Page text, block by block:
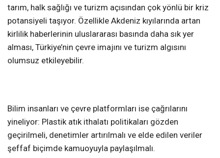
tarım, halk sağlığı ve turizm açısından çok yönlü bir kriz
potansiyeli taşıyor. Özellikle Akdeniz kıyılarında artan
kirlilik haberlerinin uluslararası basında daha sık yer
alması, Türkiye’nin çevre imajını ve turizm algısını
olumsuz etkileyebilir.
Bilim insanları ve çevre platformları ise çağrılarını
yineliyor: Plastik atık ithalatı politikaları gözden
geçirilmeli, denetimler artırılmalı ve elde edilen veriler
şeffaf biçimde kamuoyuyla paylaşılmalı.